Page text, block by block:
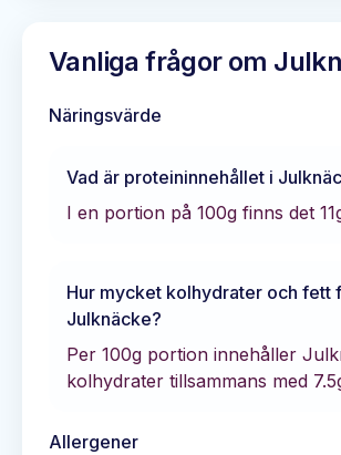
Vanliga frågor om
Näringsvärde
Vad är proteininnehållet i
I en portion på 100g finns det 11
Hur mycket kolhydrater och fett
Julknäcke?
Per 100g portion innehåller
kolhydrater tillsammans med 7.5
Allergener